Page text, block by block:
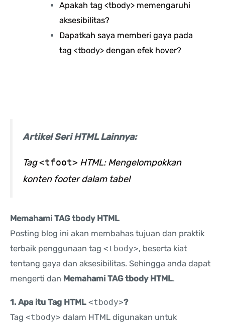
Apakah tag <tbody> memengaruhi
aksesibilitas?
Dapatkah saya memberi gaya pada
tag <tbody> dengan efek hover?
Artikel Seri HTML Lainnya:
Tag<tfoot> HTML: Mengelompokkan
konten footer dalam tabel
Memahami TAG tbody HTML
Posting blog ini akan membahas tujuan dan praktik
terbaik penggunaan tag <tbody>, beserta kiat
tentang gaya dan aksesibilitas. Sehingga anda dapat
mengerti dan Memahami TAG tbody HTML.
1. Apa itu Tag HTML <tbody>?
Tag <tbody> dalam HTML digunakan untuk